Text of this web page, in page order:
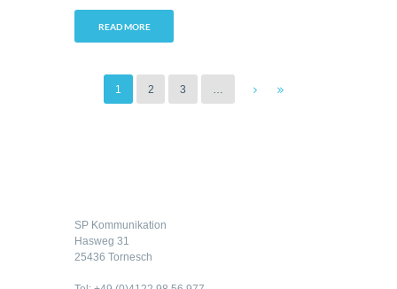
READ MORE
1 2 3
SP Kommunikation
Hasweg 31
25436 Tornesch